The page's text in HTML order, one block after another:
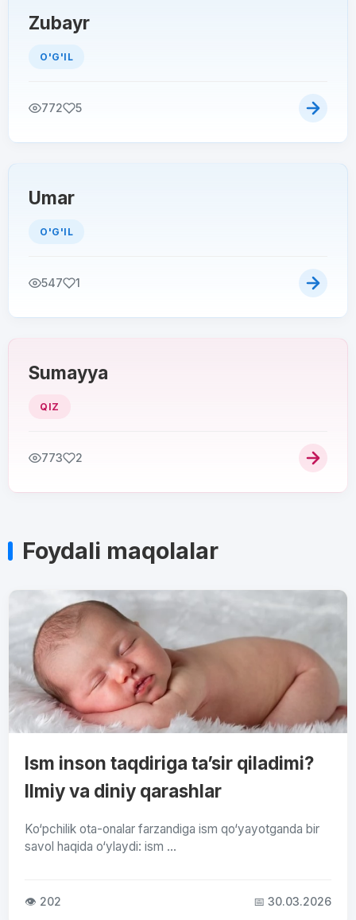
Zubayr
O'G'IL
772 5
Umar
O'G'IL
547 1
Sumayya
QIZ
773 2
Foydali maqolalar
Ism inson taqdiriga ta’sir qiladimi?
Ilmiy va diniy qarashlar
Ko‘pchilik ota-onalar farzandiga ism qo‘yayotganda bir
savol haqida o‘ylaydi: ism ...
👁 202 📅 30.03.2026